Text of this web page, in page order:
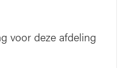
voor deze afdeling